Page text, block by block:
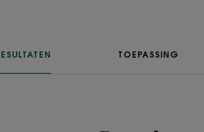
TOEPASSING